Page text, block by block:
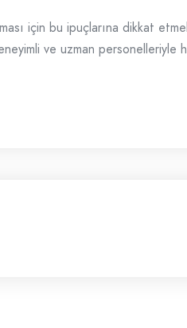
için bu ipuçlarına dikkat
ve uzman personelleriyle